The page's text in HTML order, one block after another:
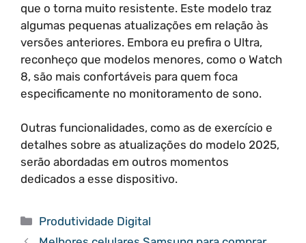
que o torna muito resistente. Este modelo traz
algumas pequenas atualizações em relação às
versões anteriores. Embora eu prefira o Ultra,
reconheço que modelos menores, como o Watch
8, são mais confortáveis para quem foca
especificamente no monitoramento de sono.
Outras funcionalidades, como as de exercício e
detalhes sobre as atualizações do modelo 2025,
serão abordadas em outros momentos
dedicados a esse dispositivo.
Categorias
Produtividade Digital